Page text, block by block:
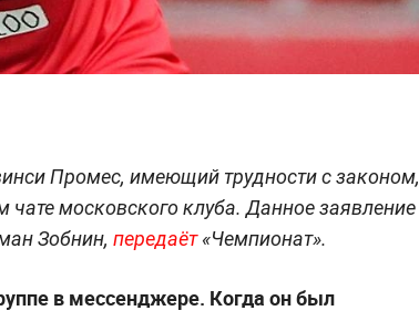
Промес, имеющий трудности с законом,
московского клуба. Данное заявление
Зобнин, передаёт«Чемпионат».
в мессенджере. Когда он был